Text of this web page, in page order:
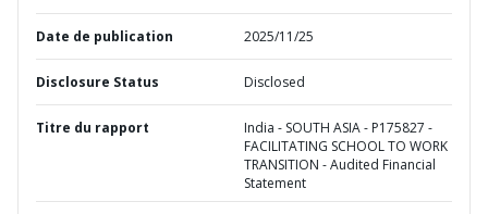
Date de publication 2025/11/25
Disclosure Status Disclosed
Titre du rapport
India - SOUTH ASIA - P175827 -
FACILITATING SCHOOL TO WORK
TRANSITION - Audited Financial
Statement